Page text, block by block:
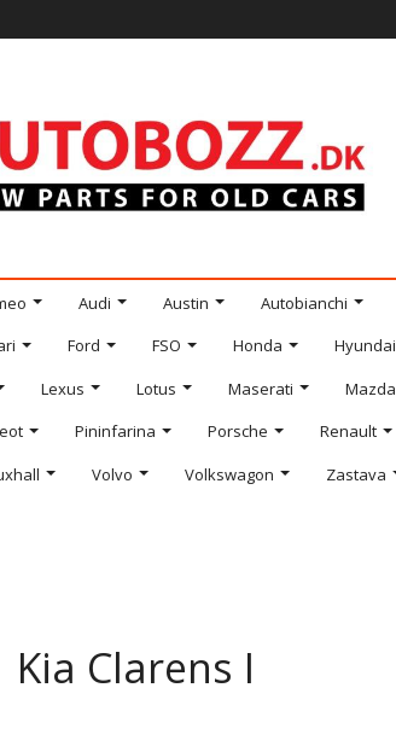
Audi Austin Autobianchi
Ford FSO Honda Hyundai
Lexus Lotus Maserati Mazda
Pininfarina Porsche Renault
Volvo Volkswagon Zastava
Kia Clarens I